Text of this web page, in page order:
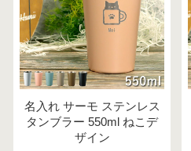
名入れ サーモ ステンレス
タンブラー 550ml ねこデ
ザイン